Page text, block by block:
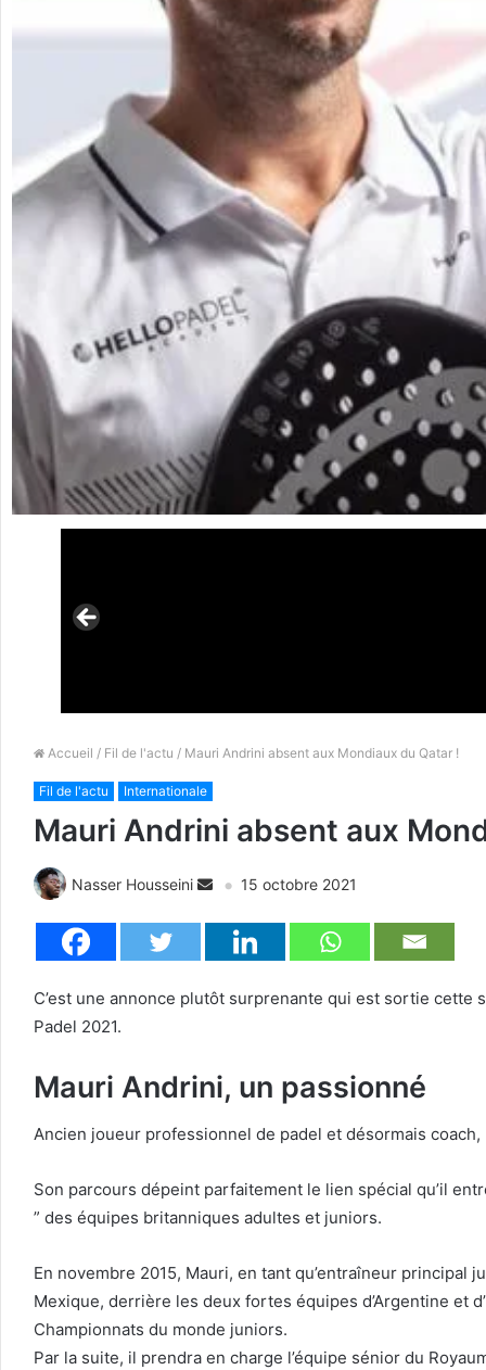
Accueil / Fil de l'actu / Mauri Andrini absent aux Mondiaux du Qatar !
Fil de l'actu Internationale
Mauri Andrini absent aux
Nasser Housseini 15 octobre 2021
C’est une annonce plutôt surprenante qui est sortie cette
Padel 2021.
Mauri Andrini, un passionné
Ancien joueur professionnel de padel et désormais
Son parcours dépeint parfaitement le lien spécial qu’il
” des équipes britanniques adultes et juniors.
En novembre 2015, Mauri, en tant qu’entraîneur principal
Mexique, derrière les deux fortes équipes d’Argentine et
Championnats du monde juniors.
Par la suite, il prendra en charge l’équipe sénior du